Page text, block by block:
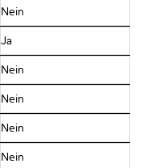
Nein
Ja
Nein
Nein
Nein
Nein